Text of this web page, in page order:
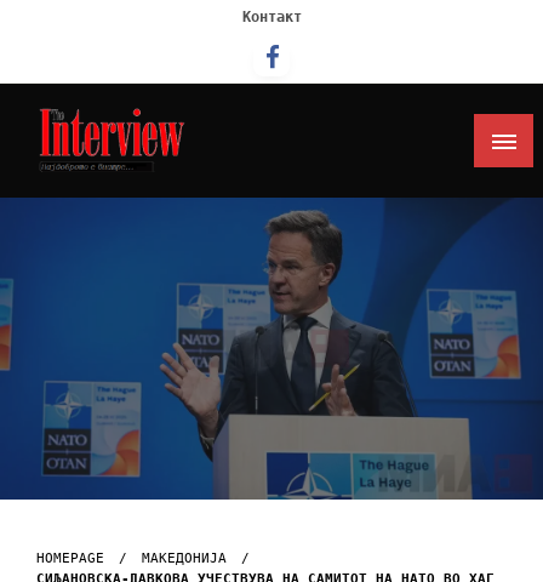
Контакт
Интервју
HOMEPAGE
МАКЕДОНИЈА
СИЉАНОВСКА-ДАВКОВА УЧЕСТВУВА НА САМИТОТ НА НАТО ВО ХАГ